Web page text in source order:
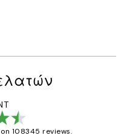
108345 reviews.